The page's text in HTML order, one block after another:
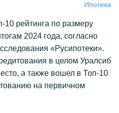
Ипотека
10 рейтинга по размеру
2024 года, согласно
«Русипотеки».
в целом Уралсиб
а также вошел в Топ-10
на первичном